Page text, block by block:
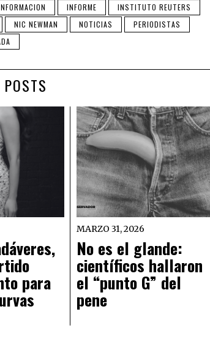
INFORME
INSTITUTO REUTERS
NIC NEWMAN NOTICIAS
PERIODISTAS
para
MARZO 31, 2026
No es el glande:
científicos hallaron
el “punto G” del
pene